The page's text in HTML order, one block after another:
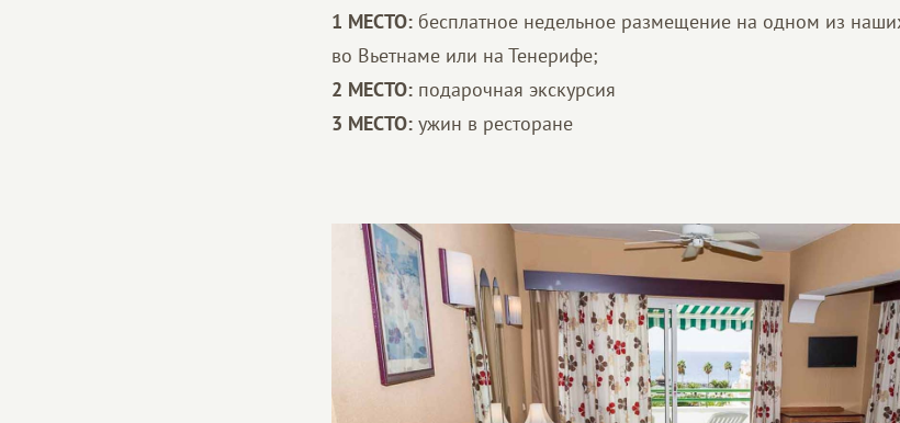
1 МЕСТО: бесплатное недельное размещение на одном из
во Вьетнаме или на Тенерифе;
2 МЕСТО: подарочная экскурсия
3 МЕСТО: ужин в ресторане